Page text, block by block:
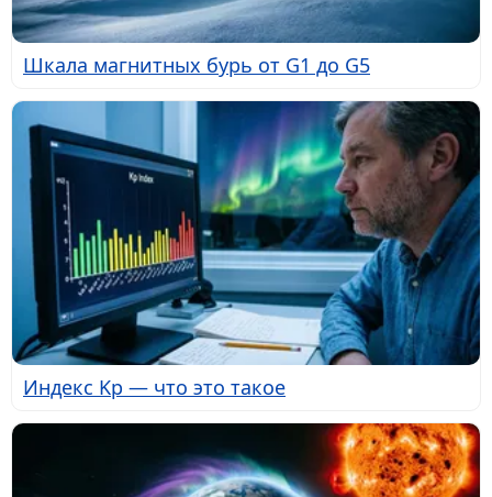
Шкала магнитных бурь от G1 до G5
Индекс Kp — что это такое